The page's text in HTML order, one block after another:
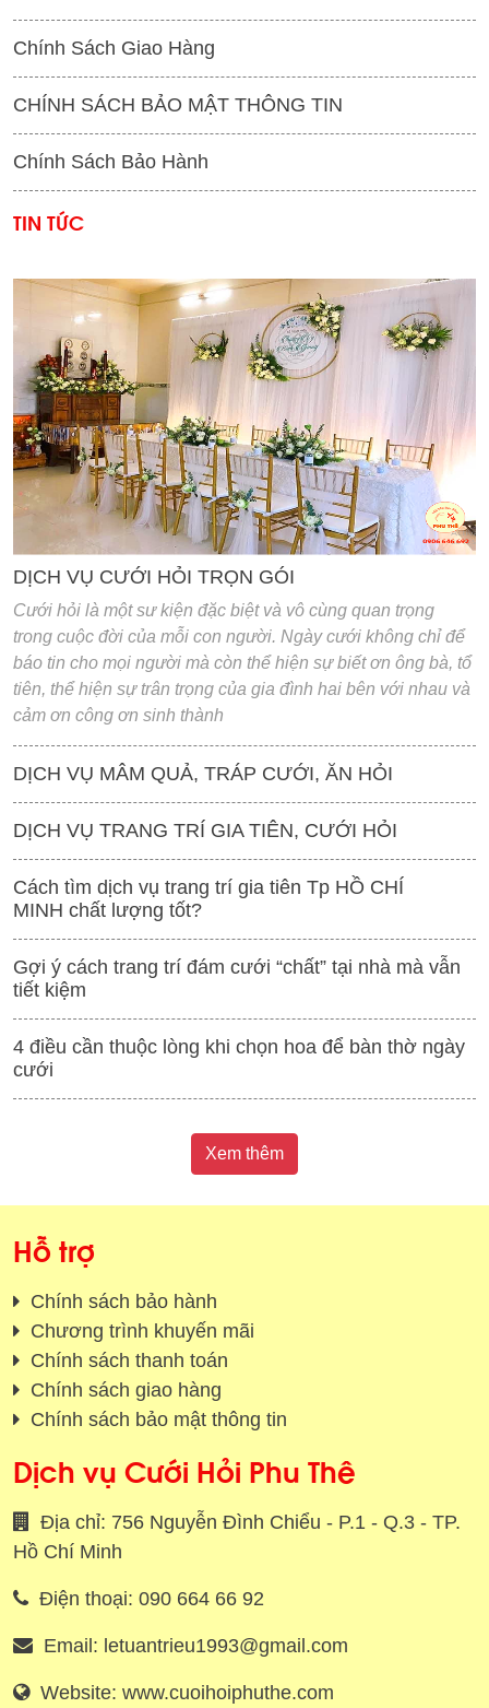
Chính Sách Giao Hàng
CHÍNH SÁCH BẢO MẬT THÔNG TIN
Chính Sách Bảo Hành
TIN TỨC
'
DỊCH VỤ CƯỚI HỎI TRỌN GÓI
Cưới hỏi là một sư kiện đặc biệt và vô cùng quan trọng
trong cuộc đời của mỗi con người. Ngày cưới không chỉ để
báo tin cho mọi người mà còn thể hiện sự biết ơn ông bà, tổ
tiên, thể hiện sự trân trọng của gia đình hai bên với nhau và
cảm ơn công ơn sinh thành
DỊCH VỤ MÂM QUẢ, TRÁP CƯỚI, ĂN HỎI
DỊCH VỤ TRANG TRÍ GIA TIÊN, CƯỚI HỎI
Cách tìm dịch vụ trang trí gia tiên Tp HỒ CHÍ
MINH chất lượng tốt?
Gợi ý cách trang trí đám cưới “chất” tại nhà mà vẫn
tiết kiệm
4 điều cần thuộc lòng khi chọn hoa để bàn thờ ngày
cưới
Xem thêm
Hỗ trợ
Chính sách bảo hành
Chương trình khuyến mãi
Chính sách thanh toán
Chính sách giao hàng
Chính sách bảo mật thông tin
Dịch vụ Cưới Hỏi Phu Thê
Địa chỉ: 756 Nguyễn Đình Chiểu - P.1 - Q.3 - TP.
Hồ Chí Minh
Điện thoại: 090 664 66 92
Email: letuantrieu1993@gmail.com
Website: www.cuoihoiphuthe.com